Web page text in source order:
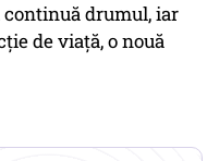
continuă drumul, iar
de viață, o nouă